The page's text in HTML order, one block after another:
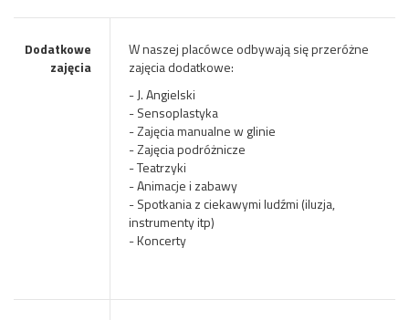
Dodatkowe
zajęcia
W naszej placówce odbywają się przeróżne
zajęcia dodatkowe:
- J. Angielski
- Sensoplastyka
- Zajęcia manualne w glinie
- Zajęcia podróżnicze
- Teatrzyki
- Animacje i zabawy
- Spotkania z ciekawymi ludźmi (iluzja,
instrumenty itp)
- Koncerty